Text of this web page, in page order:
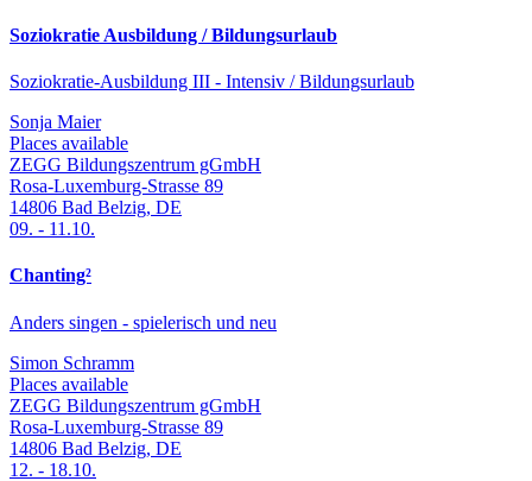
Soziokratie Ausbildung / Bildungsurlaub
Soziokratie-Ausbildung III - Intensiv / Bildungsurlaub
Sonja Maier
Places available
ZEGG Bildungszentrum gGmbH
Rosa-Luxemburg-Strasse 89
14806 Bad Belzig, DE
09. - 11.10.
Chanting²
Anders singen - spielerisch und neu
Simon Schramm
Places available
ZEGG Bildungszentrum gGmbH
Rosa-Luxemburg-Strasse 89
14806 Bad Belzig, DE
12. - 18.10.